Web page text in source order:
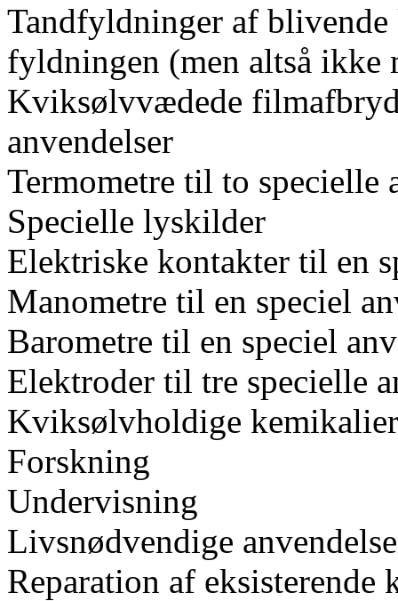
Tandfyldninger af
fyldningen (men altså
Kviksølvvædede
anvendelser
Termometre til to specielle
Specielle lyskilder
Elektriske kontakter til en
Manometre til en speciel
Barometre til en speciel
Elektroder til tre specielle
Kviksølvholdige
Forskning
Undervisning
Livsnødvendige
Reparation af